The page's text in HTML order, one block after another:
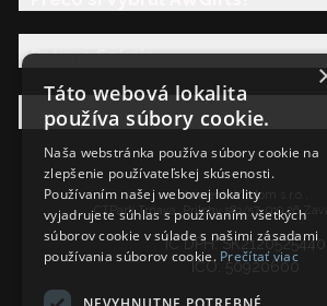
Právna Sekcia
AW Rodina
Ancient Wisdom s.r.o.,
CTPark Trnava, Prílohy 583/57, 919 26
IČ DPH: SK2120525440
IČO: 50920600
Táto webová lokalita
používa súbory cookie.
Naša webstránka používa súbory cookie na
zlepšenie používateľskej skúsenosti.
Používaním našej webovej lokality
vyjadrujete súhlas s používaním všetkých
súborov cookie v súlade s našimi zásadami
používania súborov cookie. Prečítať viac